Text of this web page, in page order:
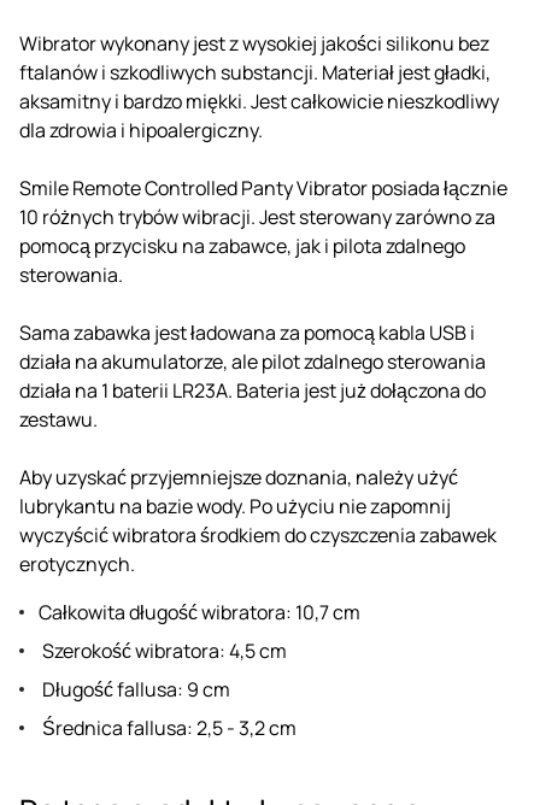
Wibrator wykonany jest z wysokiej jakości silikonu bez
ftalanów i szkodliwych substancji. Materiał jest gładki,
aksamitny i bardzo miękki. Jest całkowicie nieszkodliwy
dla zdrowia i hipoalergiczny.
Smile Remote Controlled Panty Vibrator posiada łącznie
10 różnych trybów wibracji. Jest sterowany zarówno za
pomocą przycisku na zabawce, jak i pilota zdalnego
sterowania.
Sama zabawka jest ładowana za pomocą kabla USB i
działa na akumulatorze, ale pilot zdalnego sterowania
działa na 1 baterii LR23A. Bateria jest już dołączona do
zestawu.
Aby uzyskać przyjemniejsze doznania, należy użyć
lubrykantu na bazie wody. Po użyciu nie zapomnij
wyczyścić wibratora środkiem do czyszczenia zabawek
erotycznych.
Całkowita długość wibratora: 10,7 cm
Szerokość wibratora: 4,5 cm
Długość fallusa: 9 cm
Średnica fallusa: 2,5 - 3,2 cm